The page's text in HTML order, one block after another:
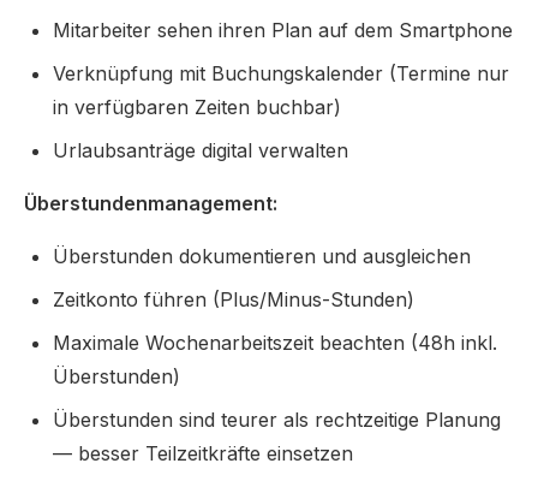
Mitarbeiter sehen ihren Plan auf dem Smartphone
Verknüpfung mit Buchungskalender (Termine nur
in verfügbaren Zeiten buchbar)
Urlaubsanträge digital verwalten
Überstundenmanagement:
Überstunden dokumentieren und ausgleichen
Zeitkonto führen (Plus/Minus-Stunden)
Maximale Wochenarbeitszeit beachten (48h inkl.
Überstunden)
Überstunden sind teurer als rechtzeitige Planung
— besser Teilzeitkräfte einsetzen